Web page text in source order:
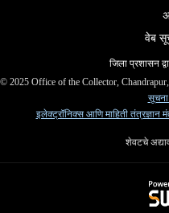
वेब
जिला प्रशासन
© 2025 Office of the Collector,
सूचना
इलेक्ट्रॉनिक्स आणि माहिती तंत्रज्ञान
शेवटचे